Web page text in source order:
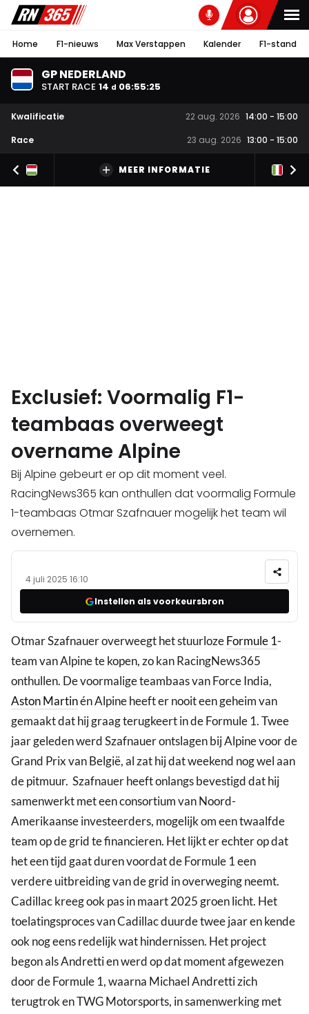
Home F1-nieuws Max Verstappen Kalender F1-stand
GP NEDERLAND
START RACE 14 d 06:55:24
Kwalificatie 22 aug. 2026 14:00 - 15:00
Race
23 aug. 2026 13:00 - 15:00
MEER INFORMATIE
Exclusief: Voormalig F1-
teambaas overweegt
overname Alpine
Bij Alpine gebeurt er op dit moment veel.
RacingNews365 kan onthullen dat voormalig Formule
1-teambaas Otmar Szafnauer mogelijk het team wil
overnemen.
4 juli 2025 16:10
Instellen als voorkeursbron
Otmar Szafnauer overweegt het stuurlozeFormule 1-
team van Alpine te kopen, zo kan RacingNews365
onthullen. De voormalige teambaas van Force India,
Aston Martinén Alpine heeft er nooit een geheim van
gemaakt dat hij graag terugkeert in de Formule 1. Twee
jaar geleden werd Szafnauer ontslagen bij Alpine voor de
Grand Prix van België, al zat hij dat weekend nog wel aan
de pitmuur. Szafnauer heeft onlangs bevestigd dat hij
samenwerkt met een consortium van Noord-
Amerikaanse investeerders, mogelijk om een twaalfde
team op de grid te financieren. Het lijkt er echter op dat
het een tijd gaat duren voordat de Formule 1 een
verdere uitbreiding van de grid in overweging neemt.
Cadillac kreeg ook pas in maart 2025 groen licht. Het
toelatingsproces van Cadillac duurde twee jaar en kende
ook nog eens redelijk wat hindernissen. Het project
begon als Andretti en werd op dat moment afgewezen
door de Formule 1, waarna Michael Andretti zich
terugtrok en TWG Motorsports, in samenwerking met